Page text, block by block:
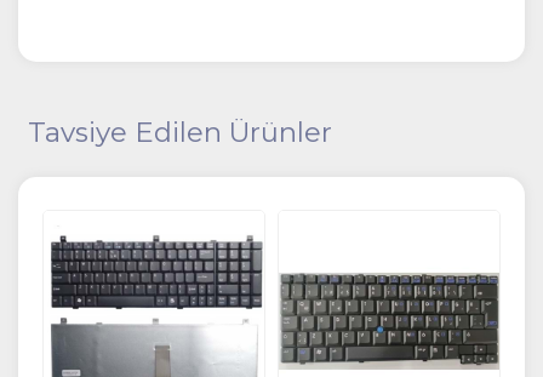
Tavsiye Edilen Ürünler
Stok Kalmamıştır